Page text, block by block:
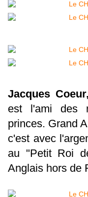
Jacques Coeur,
est l'ami des
princes. Grand
c'est avec
au "Petit Roi
Anglais hors de